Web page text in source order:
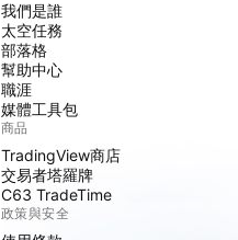
我們是誰
太空任務
部落格
幫助中心
職涯
媒體工具包
商品
TradingView商店
交易者塔羅牌
C63 TradeTime
政策與安全